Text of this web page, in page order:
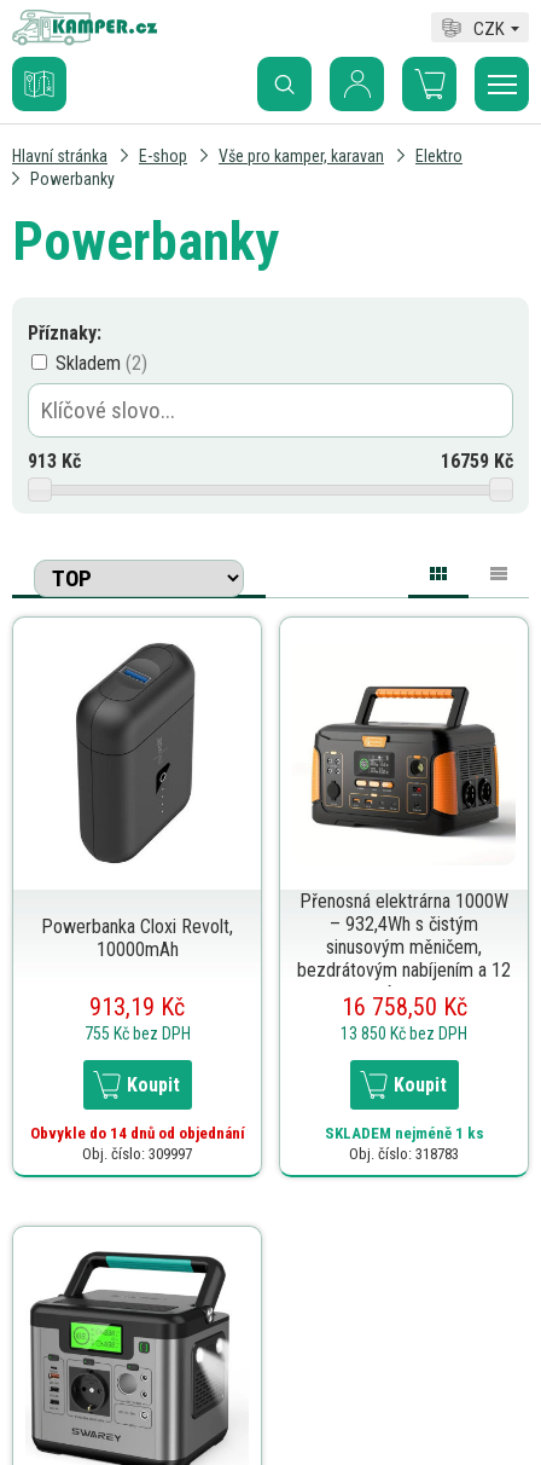
CZK
Hlavní stránka E-shop Vše pro kamper, karavan
Elektro
Powerbanky
Powerbanky
Příznaky:
Skladem
913 Kč 16759 Kč
Powerbanka Cloxi Revolt,
10000mAh
913,19 Kč
755 Kč bez DPH
Koupit
Obvykle do 14 dnů od objednání
Obj. číslo: 309997
Přenosná elektrárna 1000W
– 932,4Wh s čistým
sinusovým měničem,
bezdrátovým nabíjením a 12
výstupy
16 758,50 Kč
13 850 Kč bez DPH
Koupit
SKLADEM nejméně 1 ks
Obj. číslo: 318783